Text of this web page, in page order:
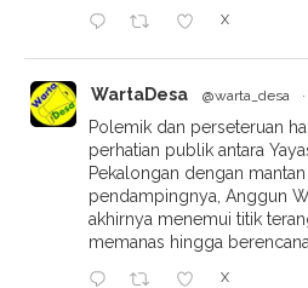
X
WartaDesa @warta_desa ·
Polemik dan perseteruan
perhatian publik antara
Pekalongan dengan
pendampingnya, Anggun
akhirnya menemui titik
memanas hingga
X